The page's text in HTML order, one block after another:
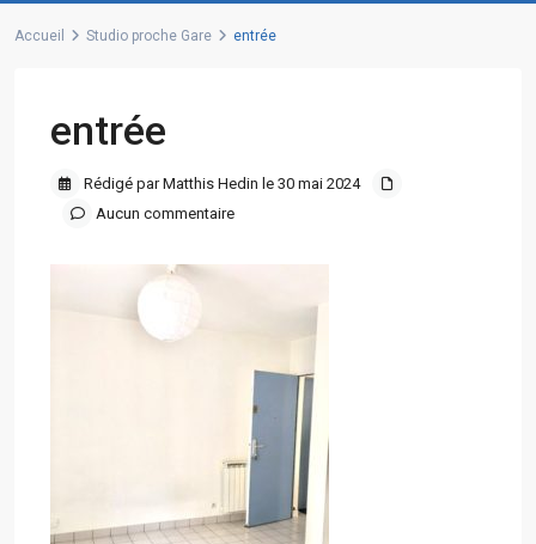
Accueil Studio proche Gare entrée
entrée
Rédigé par Matthis Hedin le 30 mai 2024
Aucun commentaire